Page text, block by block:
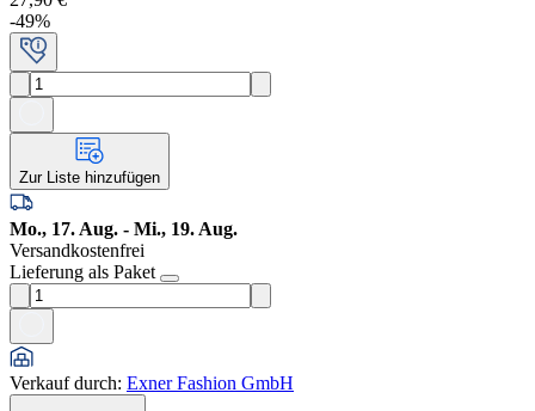
-49%
Zur Liste hinzufügen
Mo., 17. Aug. - Mi., 19. Aug.
Versandkostenfrei
Lieferung als Paket
Verkauf durch: Exner Fashion GmbH